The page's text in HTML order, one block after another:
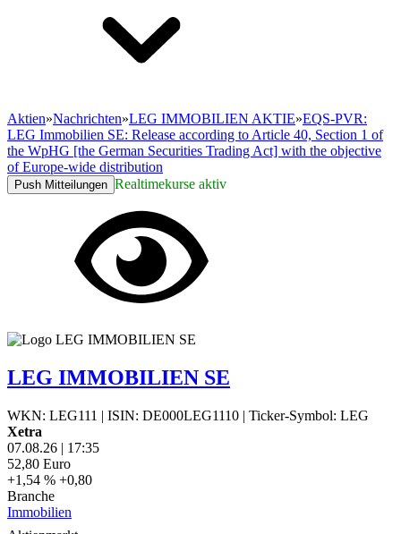
Aktien»Nachrichten»LEG IMMOBILIEN AKTIE»EQS-PVR:
LEG Immobilien SE: Release according to Article 40, Section 1 of
the WpHG [the German Securities Trading Act] with the objective
of Europe-wide distribution
Push Mitteilungen Realtimekurse aktiv
LEG IMMOBILIEN SE
WKN: LEG111 | ISIN: DE000LEG1110 | Ticker-Symbol: LEG
Xetra
07.08.26 | 17:35
52,80 Euro
+1,54 % +0,80
Branche
Immobilien